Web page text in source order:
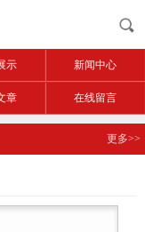
示 新闻中心
章 在线留言
更多>>